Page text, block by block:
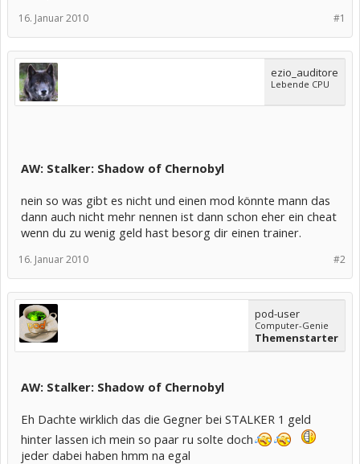
#1
16. Januar 2010
ezio_auditore
Lebende CPU
AW: Stalker: Shadow of Chernobyl
nein so was gibt es nicht und einen mod könnte mann das
dann auch nicht mehr nennen ist dann schon eher ein cheat
wenn du zu wenig geld hast besorg dir einen trainer.
#2
16. Januar 2010
pod-user
Computer-Genie
Themenstarter
AW: Stalker: Shadow of Chernobyl
Eh Dachte wirklich das die Gegner bei STALKER 1 geld
hinter lassen ich mein so paar ru solte doch
jeder dabei haben hmm na egal